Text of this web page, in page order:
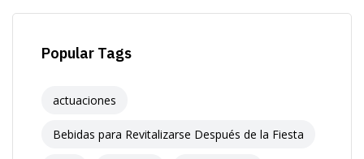
Popular Tags
actuaciones
Bebidas para Revitalizarse Después de la Fiesta